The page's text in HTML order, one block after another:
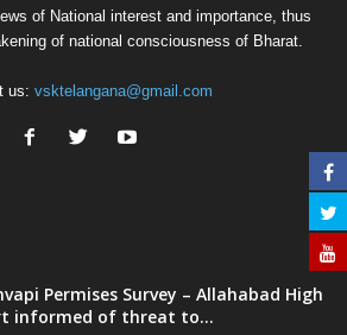
of National interest and importance, thus
of national consciousness of Bharat.
us: vsktelangana@gmail.com
Permises Survey – Allahabad High
informed of threat to...